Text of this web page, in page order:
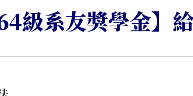
級系友獎學金】